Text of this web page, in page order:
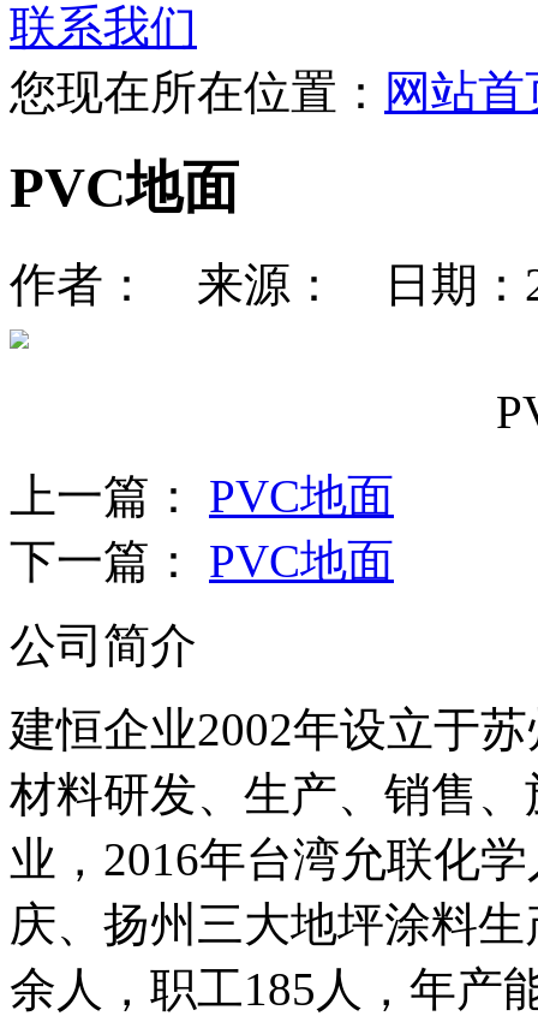
联系我们
您现在所在位置： 网站首
PVC地面
作者： 来源： 日期：
上一篇： PVC地面
下一篇： PVC地面
公司简介
建恒企业2002年设立于
材料研发、生产、销售
业，2016年台湾允联化
庆、扬州三大地坪涂料
余人，职工185人，年产